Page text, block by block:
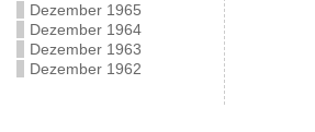
Dezember 1965
Dezember 1964
Dezember 1963
Dezember 1962